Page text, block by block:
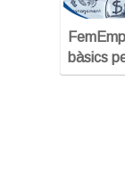
bàsics